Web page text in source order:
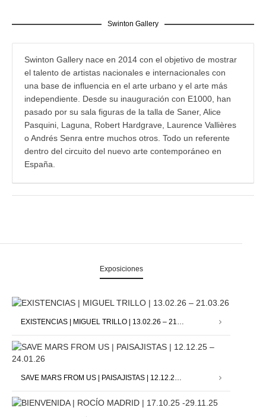
Swinton Gallery
Swinton Gallery nace en 2014 con el objetivo de mostrar
el talento de artistas nacionales e internacionales con
una base de influencia en el arte urbano y el arte más
independiente. Desde su inauguración con E1000, han
pasado por su sala figuras de la talla de Saner, Alice
Pasquini, Laguna, Robert Hardgrave, Laurence Vallières
o Andrés Senra entre muchos otros. Todo un referente
dentro del circuito del nuevo arte contemporáneo en
España.
Exposiciones
EXISTENCIAS | MIGUEL TRILLO | 13.02.26 – 21.03.26
SAVE MARS FROM US | PAISAJISTAS | 12.12.25 – 24.01.26